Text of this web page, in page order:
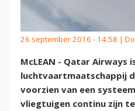
26 september 2016 - 14:58 |
McLEAN - Qatar Airways
luchtvaartmaatschappij
voorzien van een
vliegtuigen continu zijn